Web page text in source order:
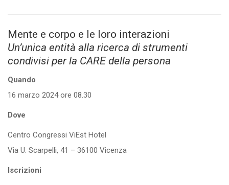
Mente e corpo e le loro interazioni
Un’unica entità alla ricerca di strumenti
condivisi per la CARE della persona
Quando
16 marzo 2024 ore 08.30
Dove
Centro Congressi ViEst Hotel
Via U. Scarpelli, 41 – 36100 Vicenza
Iscrizioni